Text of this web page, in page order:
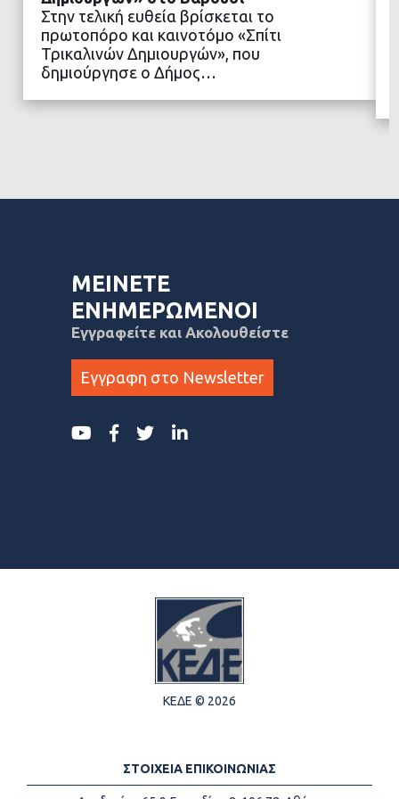
ΔΙΑΒΑΣΤΕ ΠΕΡΙΣΣΟΤΕΡΑ
Στην τελική ευθεία βρίσκεται το
πρωτοπόρο και καινοτόμο «Σπίτι
Τρικαλινών Δημιουργών», που
δημιούργησε ο Δήμος…
ΜΕΙΝΕΤΕ
ΕΝΗΜΕΡΩΜΕΝΟΙ
Εγγραφείτε και Ακολουθείστε
Εγγραφη στο Newsletter
ΚΕΔΕ © 2026
ΣΤΟΙΧΕΙΑ ΕΠΙΚΟΙΝΩΝΙΑΣ